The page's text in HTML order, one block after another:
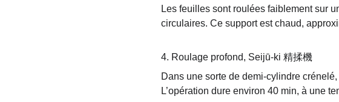
Les feuilles sont roulées faiblement sur
circulaires. Ce support est chaud,
4. Roulage profond, Seijū-ki 精揉機
Dans une sorte de demi-cylindre
L’opération dure environ 40 min, à une